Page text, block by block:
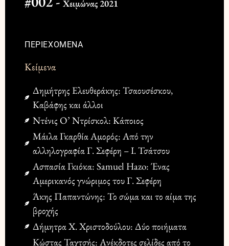
Χειμώνας 2021
ΠΕΡΙΕΧΟΜΕΝΑ
Κείμενα
Δημήτρης Ελευθεράκης: Τσαουσέσκου,
Καβάφης και άλλοι
Ντένις Ο’ Ντρίσκολ: Κάποιος
Μάιλα Γκαρθία Αμορός: Από την
αλληλογραφία Γ. Σεφέρη – Ι. Τσάτσου
Ασπασία Γκιόκα: Samuel Hazo: Ένας
Αμερικανός γνώριμος του Γ. Σεφέρη
Άκης Παπαντώνης: Το σώμα και το αίμα της
βροχής
Δήμητρα Χ. Χριστοδούλου: Δύο ποιήματα
Κώστας Ταχτσής: Ανέκδοτες σελίδες από το